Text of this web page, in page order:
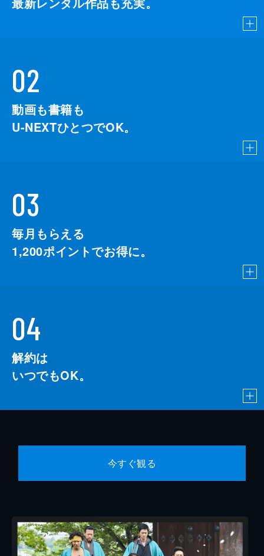
02
動画も書籍も
U-NEXTひとつでOK。
03
毎月もらえる
1,200ポイントでお得に。
04
解約は
いつでもOK。
今すぐ観る